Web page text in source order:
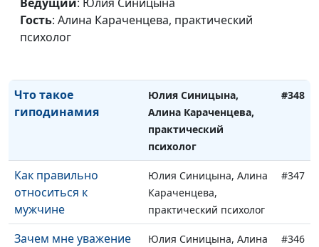
Гость: Алина Караченцева, практический
психолог
Синдром
отложенной жизни:
Юлия Синицына, Алина
Караченцева,
Что такое
гиподинамия
Юлия Синицына,
Алина Караченцева,
практический
психолог
#348
Как правильно
относиться к
мужчине
Юлия Синицына, Алина
Караченцева,
практический психолог
#347
Зачем мне уважение
Юлия Синицына, Алина
#346